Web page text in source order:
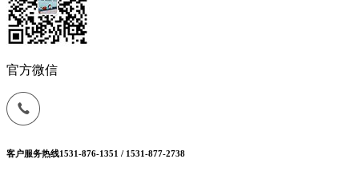
官方微信
客户服务热线1531-876-1351 / 1531-877-2738